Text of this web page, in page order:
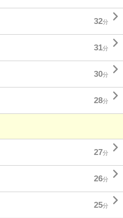
32分 
31分 
30分 
28分 
27分 
26分 
25分 